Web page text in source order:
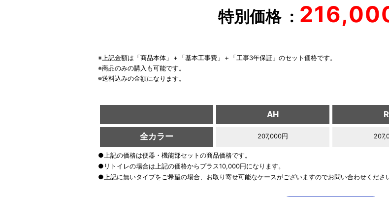
特別価格
※上記金額は「商品本体」＋「基本工事費」＋「工事3年保証」のセット価格です。
※商品のみの購入も可能です。
※送料込みの金額になります。
AH
全カラー 207,000円
●上記の価格は便器・機能部セットの商品価格です。
●リトイレの場合は上記の価格からプラス10,000円になります。
●上記に無いタイプをご希望の場合、お取り寄せ可能なケースがございますのでお問い合わせくださ